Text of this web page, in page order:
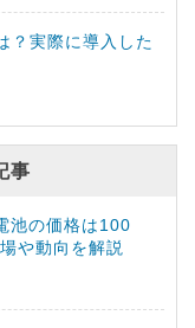
？実際に導入した
事
池の価格は100
や動向を解説